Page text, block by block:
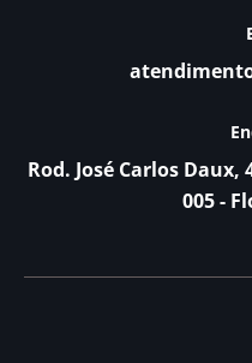
Rod. José Carlos Daux,
005 -